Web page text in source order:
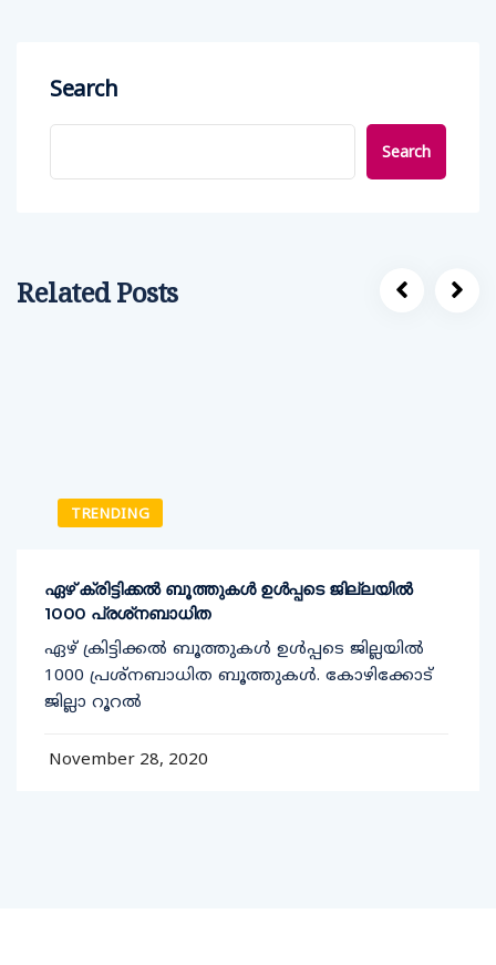
Search
Search
Related Posts
TRENDING
ഏഴ് ക്രിട്ടിക്കല്‍ ബൂത്തുകള്‍ ഉള്‍പ്പടെ ജില്ലയില്‍
1000 പ്രശ്‌നബാധിത
ഏഴ് ക്രിട്ടിക്കല്‍ ബൂത്തുകള്‍ ഉള്‍പ്പടെ ജില്ലയില്‍
1000 പ്രശ്‌നബാധിത ബൂത്തുകള്‍. കോഴിക്കോട്
ജില്ലാ റൂറല്‍
November 28, 2020